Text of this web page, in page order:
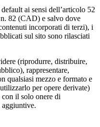
ai sensi dell’articolo 52
82 (CAD) e salvo dove
incorporati di terzi), i
sul sito sono rilasciati
(riprodurre, distribuire,
rappresentare,
qualsiasi mezzo e formato e
per opere derivate)
il solo onere di
aggiuntive.